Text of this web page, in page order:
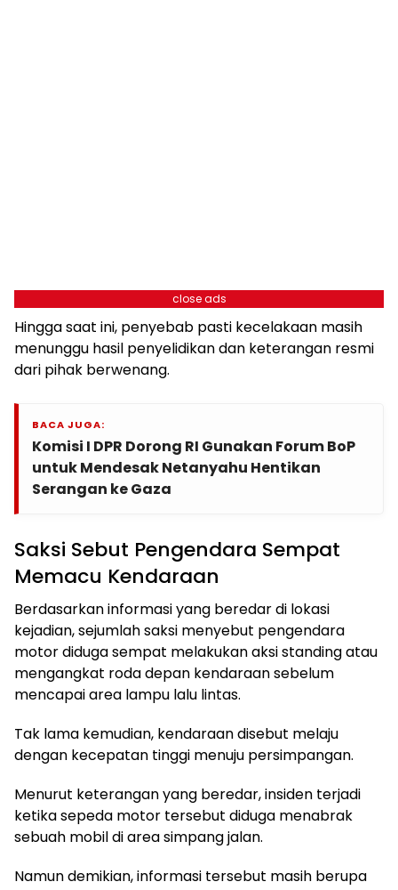
close ads
Hingga saat ini, penyebab pasti kecelakaan masih
menunggu hasil penyelidikan dan keterangan resmi
dari pihak berwenang.
BACA JUGA:
Komisi I DPR Dorong RI Gunakan Forum BoP
untuk Mendesak Netanyahu Hentikan
Serangan ke Gaza
Saksi Sebut Pengendara Sempat
Memacu Kendaraan
Berdasarkan informasi yang beredar di lokasi
kejadian, sejumlah saksi menyebut pengendara
motor diduga sempat melakukan aksi standing atau
mengangkat roda depan kendaraan sebelum
mencapai area lampu lalu lintas.
Tak lama kemudian, kendaraan disebut melaju
dengan kecepatan tinggi menuju persimpangan.
Menurut keterangan yang beredar, insiden terjadi
ketika sepeda motor tersebut diduga menabrak
sebuah mobil di area simpang jalan.
Namun demikian, informasi tersebut masih berupa